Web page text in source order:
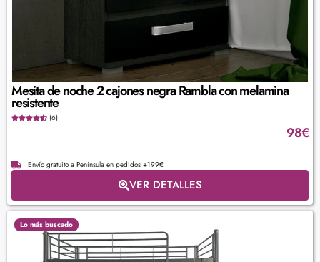
Mesita de noche 2 cajones negra Rambla con melamina
resistente
(6)
98€
Envío gratuito a Península en pedidos +199€
VER DETALLES
Lo más buscado